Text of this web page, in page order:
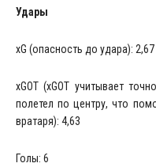
Удары
xG (опасность до удара): 2,67
xGOT (xGOT учитывает
полетел по центру, что
вратаря): 4,63
Голы: 6